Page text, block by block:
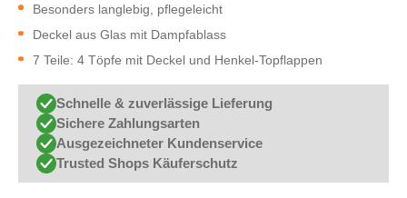
Besonders langlebig, pflegeleicht
Deckel aus Glas mit Dampfablass
7 Teile: 4 Töpfe mit Deckel und Henkel-Topflappen
Schnelle & zuverlässige Lieferung
Sichere Zahlungsarten
Ausgezeichneter Kundenservice
Trusted Shops Käuferschutz